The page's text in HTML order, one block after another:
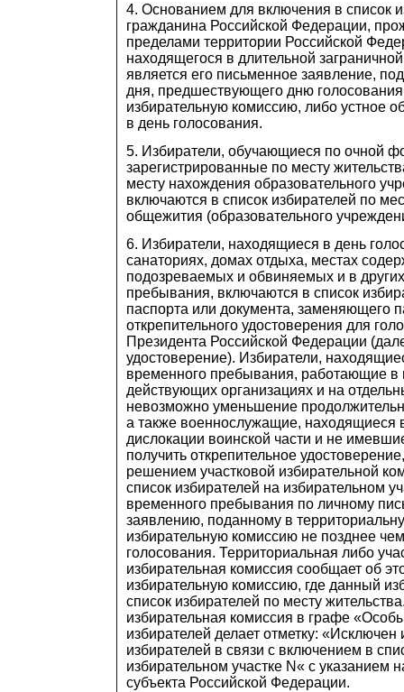
4. Основанием для включения в список
гражданина Российской Федерации,
пределами территории Российской
находящегося в длительной
является его письменное заявление,
дня, предшествующего дню
избирательную комиссию, либо устное
в день голосования.
5. Избиратели, обучающиеся по очной
зарегистрированные по месту
месту нахождения образовательного
включаются в список избирателей по
общежития (образовательного
6. Избиратели, находящиеся в день
санаториях, домах отдыха, местах
подозреваемых и обвиняемых и в
пребывания, включаются в список
паспорта или документа, заменяющего
открепительного удостоверения для
Президента Российской Федерации
удостоверение). Избиратели,
временного пребывания, работающие в
действующих организациях и на
невозможно уменьшение
а также военнослужащие, находящиеся
дислокации воинской части и не
получить открепительное
решением участковой избирательной
список избирателей на избирательном
временного пребывания по личному
заявлению, поданному в
избирательную комиссию не позднее
голосования. Территориальная либо
избирательная комиссия сообщает об
избирательную комиссию, где данный
список избирателей по месту
избирательная комиссия в графе
избирателей делает отметку: «Исключен
избирателей в связи с включением в
избирательном участке N« с указанием
субъекта Российской Федерации.